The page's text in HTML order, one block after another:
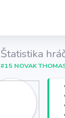
Štatistika
#15 NOVAK